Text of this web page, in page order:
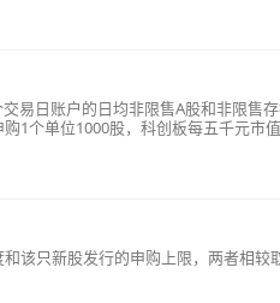
易日账户的日均非限售A股和非限售
1个单位1000股，科创板每五千元市
该只新股发行的申购上限，两者相较